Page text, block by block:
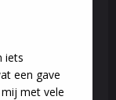
iets
een gave
met vele